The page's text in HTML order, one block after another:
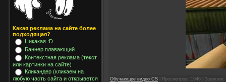
Какая реклама на сайте более
подходящая?
Никакая :D
Баннер плавающий
Контекстная реклама (текст
или картинки на сайте)
Кликандер (кликаем на
любую часть сайта и открывется
Обучающее видео CS | Просмотров: 1946 |